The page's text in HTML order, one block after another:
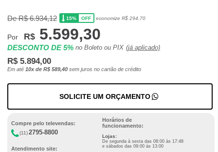
De R$ 6.934,12 15% OFF economize R$ 294,70
Por R$ 5.599,30
DESCONTO DE 5% no Boleto ou PIX (já aplicado)
R$ 5.894,00
Em até 10x de R$ 589,40 sem juros no cartão de crédito
SOLICITE UM ORÇAMENTO
Compre pelo televendas:
(11)2795-8800
Atendimento site:
Horários de
funcionamento:
Lojas:
De segunda à sexta das 08:00 às 17:48
e sábados das 09:00 às 13:00